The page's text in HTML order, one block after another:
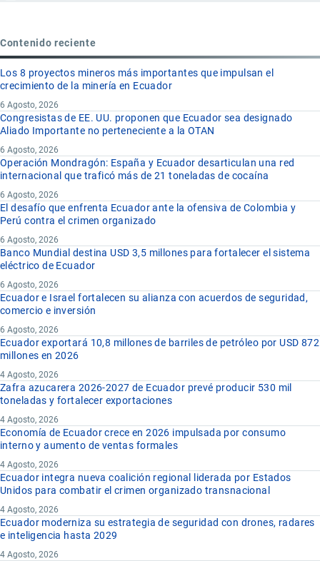
Contenido reciente
Los 8 proyectos mineros más importantes que impulsan el
crecimiento de la minería en Ecuador
6 Agosto, 2026
Congresistas de EE. UU. proponen que Ecuador sea designado
Aliado Importante no perteneciente a la OTAN
6 Agosto, 2026
Operación Mondragón: España y Ecuador desarticulan una red
internacional que traficó más de 21 toneladas de cocaína
6 Agosto, 2026
El desafío que enfrenta Ecuador ante la ofensiva de Colombia y
Perú contra el crimen organizado
6 Agosto, 2026
Banco Mundial destina USD 3,5 millones para fortalecer el sistema
eléctrico de Ecuador
6 Agosto, 2026
Ecuador e Israel fortalecen su alianza con acuerdos de seguridad,
comercio e inversión
6 Agosto, 2026
Ecuador exportará 10,8 millones de barriles de petróleo por USD 872
millones en 2026
4 Agosto, 2026
Zafra azucarera 2026-2027 de Ecuador prevé producir 530 mil
toneladas y fortalecer exportaciones
4 Agosto, 2026
Economía de Ecuador crece en 2026 impulsada por consumo
interno y aumento de ventas formales
4 Agosto, 2026
Ecuador integra nueva coalición regional liderada por Estados
Unidos para combatir el crimen organizado transnacional
4 Agosto, 2026
Ecuador moderniza su estrategia de seguridad con drones, radares
e inteligencia hasta 2029
4 Agosto, 2026